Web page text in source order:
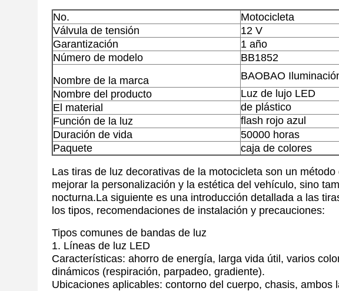
No.
Motocicleta
Válvula de tensión
12 V
Garantización
1 año
Número de modelo
BB1852
Nombre de la marca
BAOBAO
Nombre del producto
Luz de lujo LED
El material
de plástico
Función de la luz
flash rojo azul
Duración de vida
50000 horas
Paquete
caja de colores
Las tiras de luz decorativas de la motocicleta son un
mejorar la personalización y la estética del vehículo, sino
nocturna.La siguiente es una introducción detallada a las
los tipos, recomendaciones de instalación y precauciones:
Tipos comunes de bandas de luz
1. Líneas de luz LED
Características: ahorro de energía, larga vida útil, varios
dinámicos (respiración, parpadeo, gradiente).
Ubicaciones aplicables: contorno del cuerpo, chasis,